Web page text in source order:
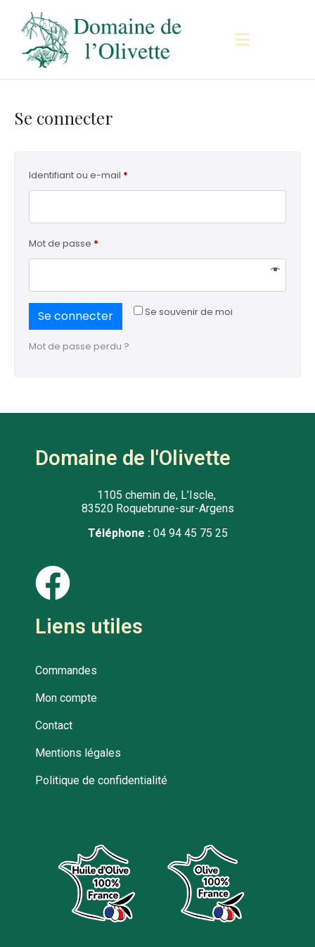
Se connecter
Identifiant ou e-mail *
Mot de passe *
Se souvenir de moi
Se connecter
Mot de passe perdu ?
Domaine de l'Olivette
1105 chemin de, L’Iscle,
83520 Roquebrune-sur-Argens
Téléphone :04 94 45 75 25
Liens utiles
Commandes
Mon compte
Contact
Mentions légales
Politique de confidentialité